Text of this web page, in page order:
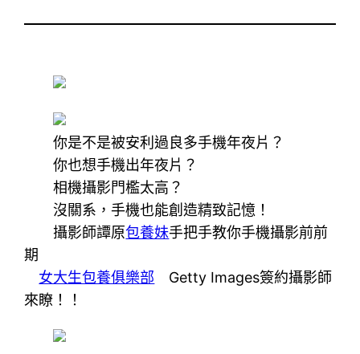
你是不是被安利過良多手機年夜片？
你也想手機出年夜片？
相機攝影門檻太高？
沒關系，手機也能創造精致記憶！
攝影師譚原包養妹手把手教你手機攝影前前
期
女大生包養俱樂部 Getty Images簽約攝影師
來瞭！！